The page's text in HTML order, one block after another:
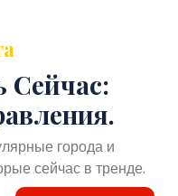
Сейчас:
города и
сейчас в тренде.